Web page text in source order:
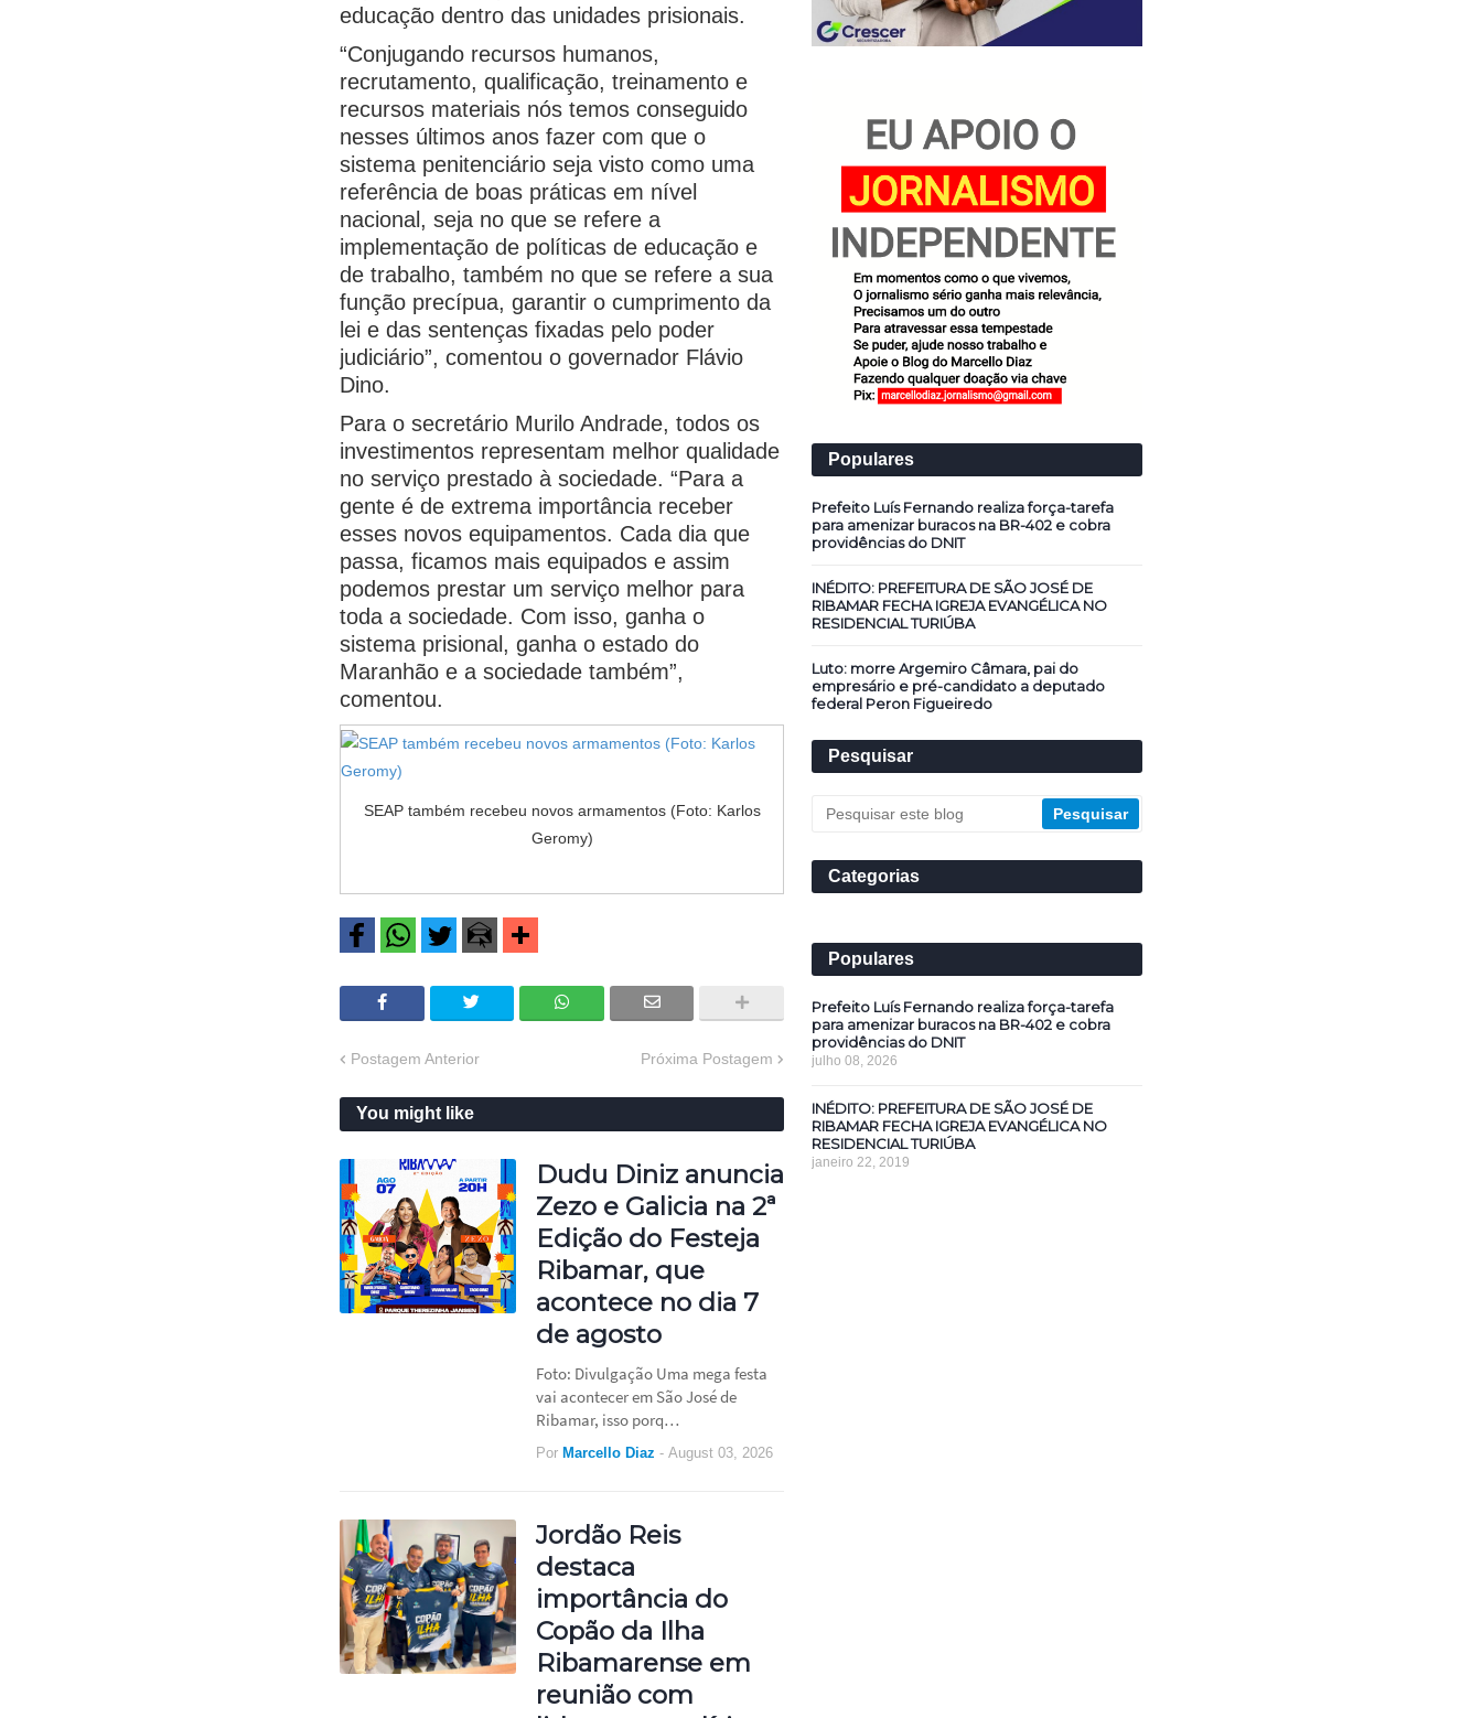
educação dentro das unidades prisionais.
“Conjugando recursos humanos,
recrutamento, qualificação, treinamento e
recursos materiais nós temos conseguido
nesses últimos anos fazer com que o
sistema penitenciário seja visto como uma
referência de boas práticas em nível
nacional, seja no que se refere a
implementação de políticas de educação e
de trabalho, também no que se refere a sua
função precípua, garantir o cumprimento da
lei e das sentenças fixadas pelo poder
judiciário”, comentou o governador Flávio
Dino.
Para o secretário Murilo Andrade, todos os
investimentos representam melhor qualidade
no serviço prestado à sociedade. “Para a
gente é de extrema importância receber
esses novos equipamentos. Cada dia que
passa, ficamos mais equipados e assim
podemos prestar um serviço melhor para
toda a sociedade. Com isso, ganha o
sistema prisional, ganha o estado do
Maranhão e a sociedade também”,
comentou.
SEAP também recebeu novos armamentos (Foto: Karlos
Geromy)
Postagem Anterior Próxima Postagem
You might like
Dudu Diniz anuncia
Zezo e Galicia na 2ª
Edição do Festeja
Ribamar, que
acontece no dia 7
de agosto
Foto: Divulgação Uma mega festa
vai acontecer em São José de
Ribamar, isso porq…
Por Marcello Diaz - August 03, 2026
Jordão Reis
destaca
importância do
Copão da Ilha
Ribamarense em
reunião com
Populares
Prefeito Luís Fernando realiza força-tarefa
para amenizar buracos na BR-402 e cobra
providências do DNIT
INÉDITO: PREFEITURA DE SÃO JOSÉ DE
RIBAMAR FECHA IGREJA EVANGÉLICA NO
RESIDENCIAL TURIÚBA
Luto: morre Argemiro Câmara, pai do
empresário e pré-candidato a deputado
federal Peron Figueiredo
Pesquisar
Categorias
Populares
Prefeito Luís Fernando realiza força-tarefa
para amenizar buracos na BR-402 e cobra
providências do DNIT
julho 08, 2026
INÉDITO: PREFEITURA DE SÃO JOSÉ DE
RIBAMAR FECHA IGREJA EVANGÉLICA NO
RESIDENCIAL TURIÚBA
janeiro 22, 2019